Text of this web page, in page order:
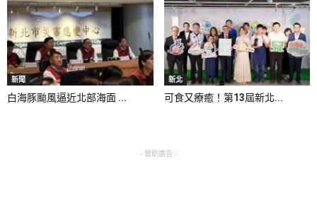
新聞
白海豚颱風逼近北部海面 ...
新北
可食又療癒！第13屆新北...
- 贊助廣告 -